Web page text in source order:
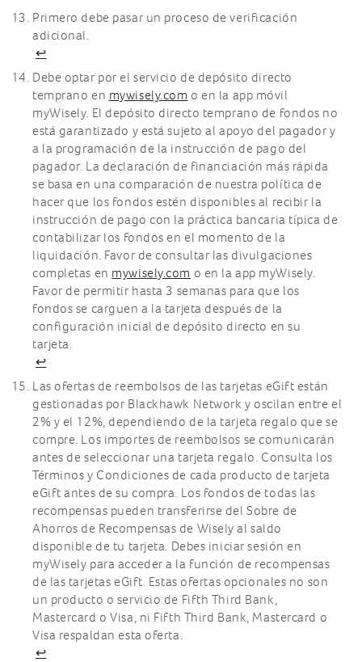
Primero debe pasar un proceso de verificación
adicional.
↩
Debe optar por el servicio de depósito directo
temprano en mywisely.com o en la app móvil
myWisely. El depósito directo temprano de fondos no
está garantizado y está sujeto al apoyo del pagador y
a la programación de la instrucción de pago del
pagador. La declaración de financiación más rápida
se basa en una comparación de nuestra política de
hacer que los fondos estén disponibles al recibir la
instrucción de pago con la práctica bancaria típica de
contabilizar los fondos en el momento de la
liquidación. Favor de consultar las divulgaciones
completas en mywisely.com o en la app myWisely.
Favor de permitir hasta 3 semanas para que los
fondos se carguen a la tarjeta después de la
configuración inicial de depósito directo en su
tarjeta.
↩
Las ofertas de reembolsos de las tarjetas eGift están
gestionadas por Blackhawk Network y oscilan entre el
2% y el 12%, dependiendo de la tarjeta regalo que se
compre. Los importes de reembolsos se comunicarán
antes de seleccionar una tarjeta regalo. Consulta los
Términos y Condiciones de cada producto de tarjeta
eGift antes de su compra. Los fondos de todas las
recompensas pueden transferirse del Sobre de
Ahorros de Recompensas de Wisely al saldo
disponible de tu tarjeta. Debes iniciar sesión en
myWisely para acceder a la función de recompensas
de las tarjetas eGift. Estas ofertas opcionales no son
un producto o servicio de Fifth Third Bank,
Mastercard o Visa, ni Fifth Third Bank, Mastercard o
Visa respaldan esta oferta.
↩